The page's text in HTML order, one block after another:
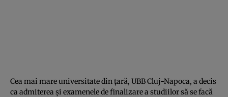
Cea mai mare universitate din ţară, UBB Cluj-Napoca, a decis
ca admiterea şi examenele de finalizare a studiilor să se facă